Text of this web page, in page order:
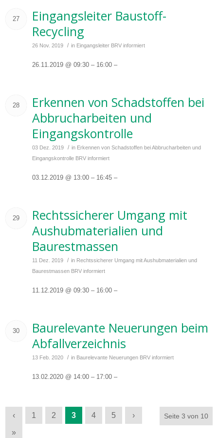
27
Eingangsleiter Baustoff-
Recycling
26 Nov. 2019 / in Eingangsleiter BRV informiert
26.11.2019 @ 09:30 – 16:00 –
28
Erkennen von Schadstoffen bei
Abbrucharbeiten und
Eingangskontrolle
03 Dez. 2019 / in Erkennen von Schadstoffen bei Abbrucharbeiten und
Eingangskontrolle BRV informiert
03.12.2019 @ 13:00 – 16:45 –
29
Rechtssicherer Umgang mit
Aushubmaterialien und
Baurestmassen
11 Dez. 2019 / in Rechtssicherer Umgang mit Aushubmaterialien und
Baurestmassen BRV informiert
11.12.2019 @ 09:30 – 16:00 –
30
Baurelevante Neuerungen beim
Abfallverzeichnis
13 Feb. 2020 / in Baurelevante Neuerungen BRV informiert
13.02.2020 @ 14:00 – 17:00 –
Seite 3 von 10
‹ 1 2 3 4 5 ›
»